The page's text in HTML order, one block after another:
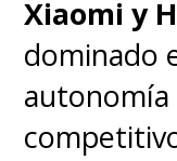
atención
financieras
Xiaomi y
dominado